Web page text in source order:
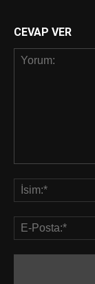
CEVAP VER